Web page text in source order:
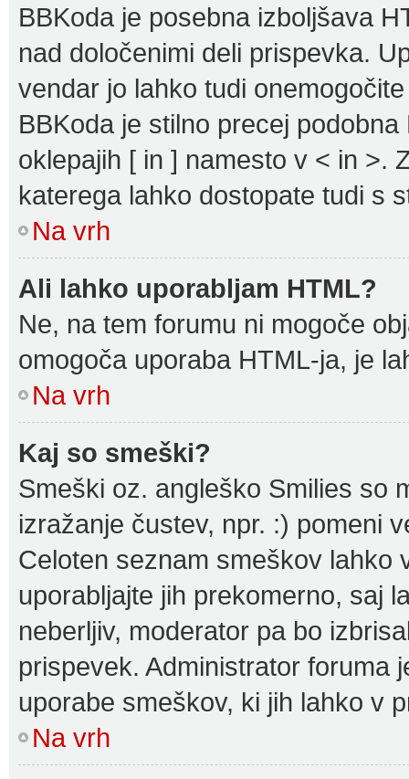
BBKoda je posebna izboljšava
nad določenimi deli prispevka.
vendar jo lahko tudi
BBKoda je stilno precej
oklepajih [ in ] namesto v < in >.
katerega lahko dostopate tudi s
Na vrh
Ali lahko uporabljam HTML?
Ne, na tem forumu ni mogoče
omogoča uporaba HTML-ja, je
Na vrh
Kaj so smeški?
Smeški oz. angleško Smilies so
izražanje čustev, npr. :) pomeni
Celoten seznam smeškov lahko
uporabljajte jih prekomerno, saj
neberljiv, moderator pa bo
prispevek. Administrator foruma
uporabe smeškov, ki jih lahko v
Na vrh